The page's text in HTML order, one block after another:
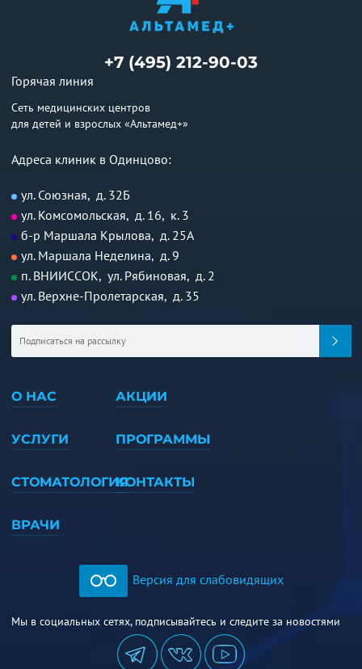
+7 (495) 212-90-03
Горячая линия
Сеть медицинских центров
для детей и взрослых «Альтамед+»
Адреса клиник в Одинцово:
ул. Союзная, д. 32Б
ул. Комсомольская, д. 16, к. 3
б-р Маршала Крылова, д. 25А
ул. Маршала Неделина, д. 9
п. ВНИИССОК, ул. Рябиновая, д. 2
ул. Верхне-Пролетарская, д. 35
О НАС
УСЛУГИ
СТОМАТОЛОГИЯ
ВРАЧИ
АКЦИИ
ПРОГРАММЫ
КОНТАКТЫ
Версия для слабовидящих
Мы в социальных сетях, подписывайтесь и следите за новостями